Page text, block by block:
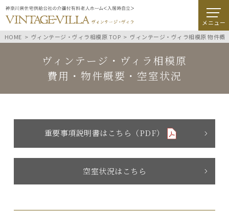
メニュー
HOME
ヴィンテージ・ヴィラ相模原 TOP ヴィンテージ・ヴィラ相模原 物件概
ヴィンテージ・ヴィラ相模原
費用・物件概要・空室状況
重要事項説明書はこちら（PDF）
空室状況はこちら